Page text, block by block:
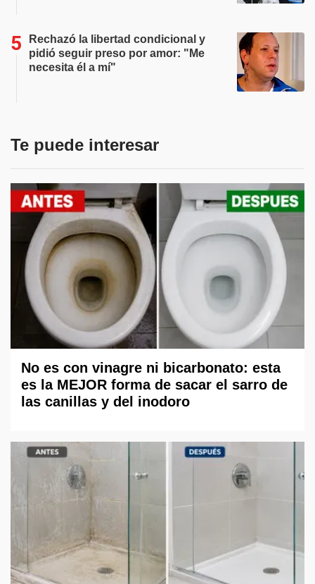
Rechazó la libertad condicional y
pidió seguir preso por amor: "Me
necesita él a mí"
Te puede interesar
No es con vinagre ni bicarbonato: esta
es la MEJOR forma de sacar el sarro de
las canillas y del inodoro